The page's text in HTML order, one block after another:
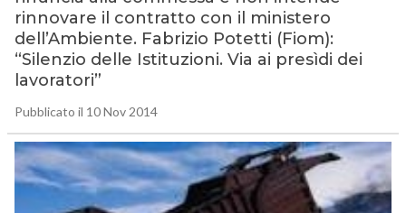
rinnovare il contratto con il ministero
dell’Ambiente. Fabrizio Potetti (Fiom):
“Silenzio delle Istituzioni. Via ai presìdi dei
lavoratori”
Pubblicato il 10 Nov 2014